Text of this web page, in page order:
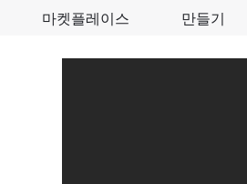
마켓플레이스 만들기